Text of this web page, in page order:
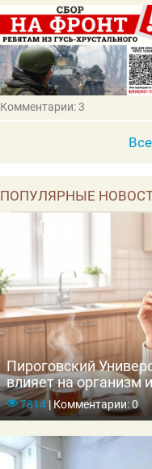
Комментарии: 3
ПОПУЛЯРНЫЕ
Пироговский
влияет на организм
7814 |Комментарии: 0